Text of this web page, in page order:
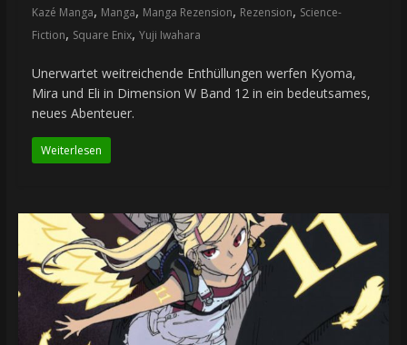
Kazé Manga, Manga, Manga Rezension, Rezension, Science-
Fiction, Square Enix, Yuji Iwahara
Unerwartet weitreichende Enthüllungen werfen Kyoma,
Mira und Eli in Dimension W Band 12 in ein bedeutsames,
neues Abenteuer.
Weiterlesen